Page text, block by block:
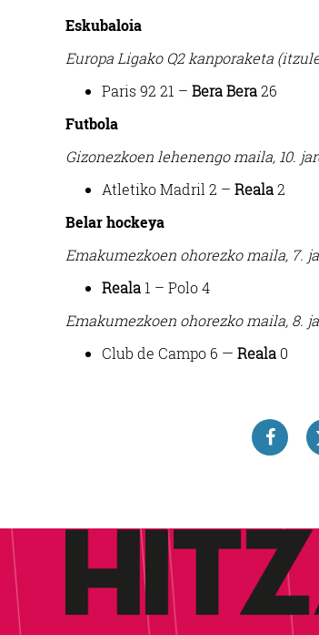
Eskubaloia
Europa Ligako Q2 kanporaketa
Paris 92 21 – Bera Bera26
Futbola
Gizonezkoen lehenengo maila, 10.
Atletiko Madril 2 – Reala2
Belar hockeya
Emakumezkoen ohorezko maila, 7.
Reala1 – Polo 4
Emakumezkoen ohorezko maila, 8.
Club de Campo 6 — Reala 0